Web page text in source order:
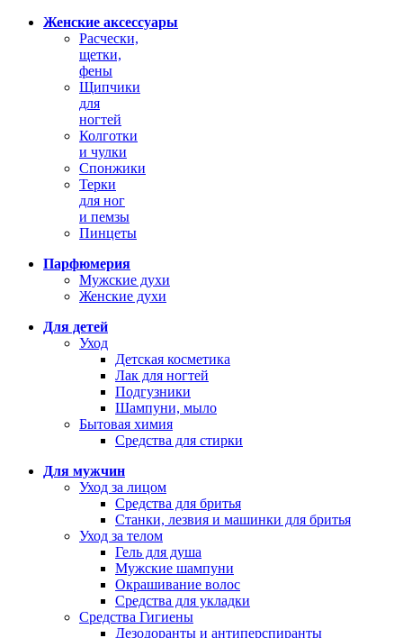
Женские аксессуары
Расчески,
щетки,
фены
Щипчики
для
ногтей
Колготки
и чулки
Спонжики
Терки
для ног
и пемзы
Пинцеты
Парфюмерия
Мужские духи
Женские духи
Для детей
Уход
Детская косметика
Лак для ногтей
Подгузники
Шампуни, мыло
Бытовая химия
Средства для стирки
Для мужчин
Уход за лицом
Средства для бритья
Станки, лезвия и машинки для бритья
Уход за телом
Гель для душа
Мужские шампуни
Окрашивание волос
Средства для укладки
Средства Гигиены
Дезодоранты и антиперспиранты